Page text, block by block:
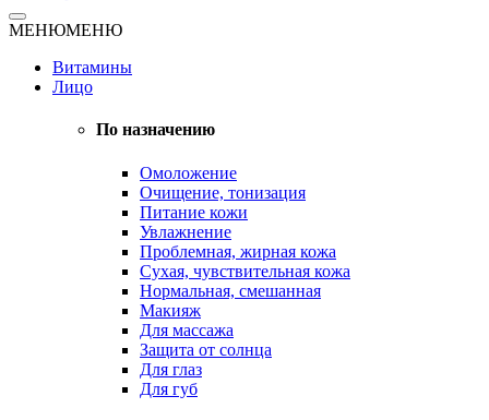
Интернет магазин косметики
Натуральная косметика
МЕНЮМЕНЮ
Витамины
Лицо
По назначению
Омоложение
Очищение, тонизация
Питание кожи
Увлажнение
Проблемная, жирная кожа
Сухая, чувствительная кожа
Нормальная, смешанная
Макияж
Для массажа
Защита от солнца
Для глаз
Для губ